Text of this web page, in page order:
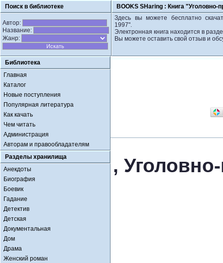
Поиск в библиотеке BOOKS SHaring : Книга
Автор:
Название:
Жанр:
Здесь вы можете бесплатно
1997".
Электронная книга находится в
Вы можете оставить свой отзыв и
Библиотека
Главная
Каталог
Новые поступления
Популярная литература
Как качать
Чем читать
Администрация
Авторам и правообладателям
Разделы хранилища
Анекдоты
Биография
Боевик
Гадание
Детектив
Детская
Документальная
Дом
Драма
Женский роман
,